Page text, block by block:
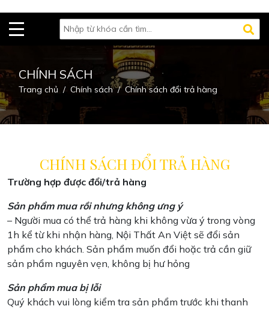
CHÍNH SÁCH
Trang chủ Chính sách Chính sách đổi trả hàng
CHÍNH SÁCH ĐỔI TRẢ HÀNG
Trường hợp được đổi/trả hàng
Sản phẩm mua rồi nhưng không ưng ý
– Người mua có thể trả hàng khi không vừa ý trong vòng
1h kể từ khi nhận hàng, Nội Thất An Việt sẽ đổi sản
phẩm cho khách. Sản phẩm muốn đổi hoặc trả cần giữ
sản phẩm nguyên vẹn, không bị hư hỏng
Sản phẩm mua bị lỗi
Quý khách vui lòng kiểm tra sản phẩm trước khi thanh